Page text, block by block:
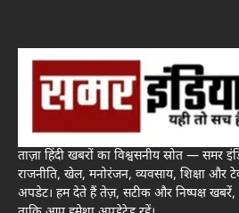
ताज़ा हिंदी खबरों का विश्वसनीय स्रोत — समर
राजनीति, खेल, मनोरंजन, व्यवसाय, शिक्षा और
अपडेट। हम देते हैं तेज़, सटीक और निष्पक्ष खबरें,